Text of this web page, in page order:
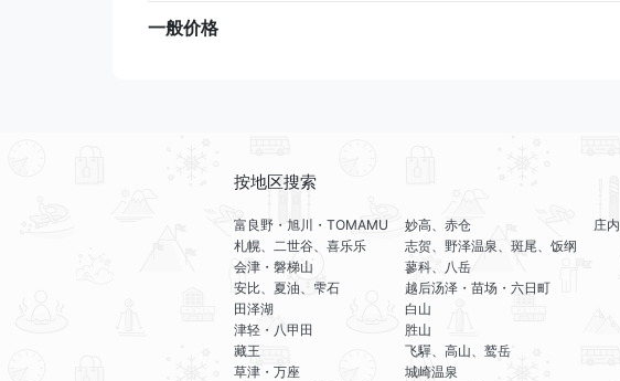
一般价格
按地区搜索
富良野・旭川・TOMAMU
札幌、二世谷、喜乐乐
会津・磐梯山
安比、夏油、雫石
田泽湖
津轻・八甲田
藏王
草津・万座
妙高、赤仓
志贺、野泽温泉、斑尾、饭纲
蓼科、八岳
越后汤泽・苗场・六日町
白山
胜山
飞驒、高山、鹫岳
城崎温泉
庄内